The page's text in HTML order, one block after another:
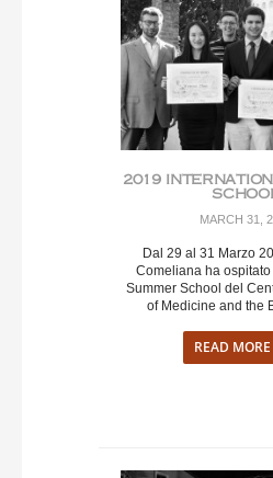
2019
MARCH 31,
Dal 29 al 31 Marzo
Comeliana ha ospitato
Summer School del
of Medicine and the
READ MORE